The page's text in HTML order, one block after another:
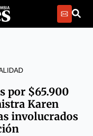
por $65.900
Karen
involucrados